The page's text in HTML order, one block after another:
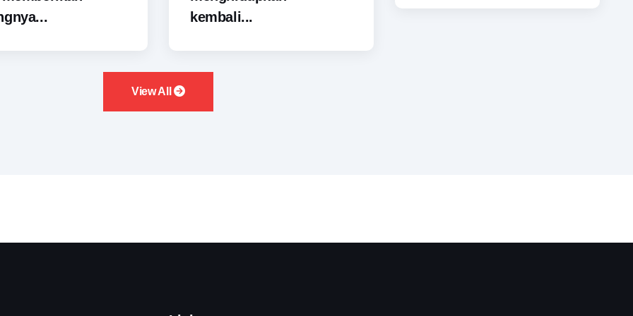
kembali...
View All